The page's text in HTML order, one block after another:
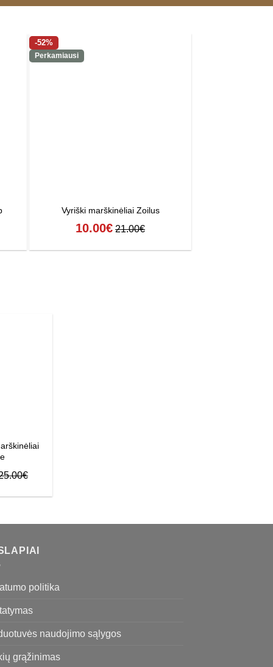
-52%
Perkamiausi
Vyriški marškinėliai Zoilus
10.00€ 21.00€
€
politika
naudojimo sąlygos
grąžinimas